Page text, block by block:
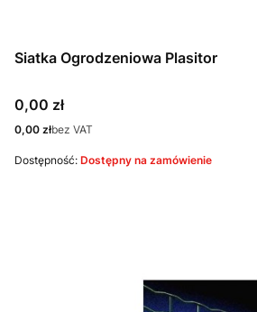
Siatka Ogrodzeniowa Plasitor
Cena
0,00 zł
Cena
0,00 złbez VAT
Dostępność: Dostępny na zamówienie